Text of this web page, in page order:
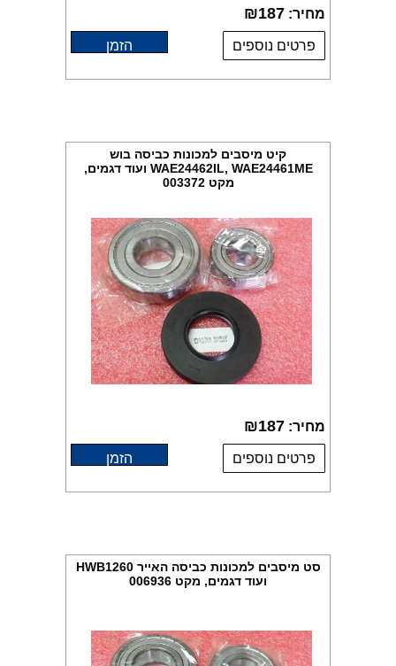
מחיר: ₪187
פרטים נוספים הזמן
קיט מיסבים למכונות כביסה בוש
WAE24462IL, WAE24461ME ועוד דגמים,
מקט 003372
מחיר: ₪187
פרטים נוספים הזמן
סט מיסבים למכונות כביסה האייר HWB1260
ועוד דגמים, מקט 006936